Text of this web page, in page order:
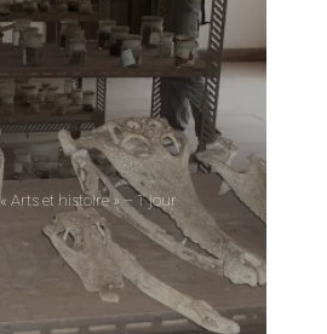
Arts et histoire » – 1 jour